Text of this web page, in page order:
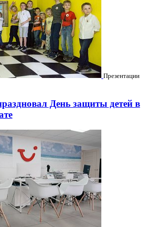
Презентации
День защиты детей в